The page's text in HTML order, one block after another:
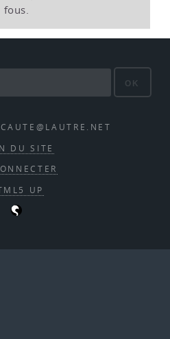
fous.
OK
DU SITE
UP